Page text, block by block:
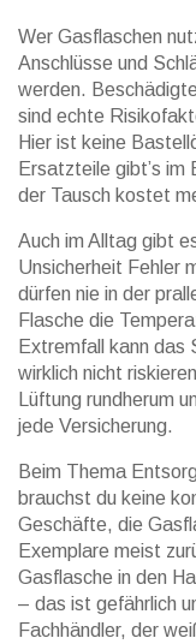
Wer Gasflaschen
Anschlüsse und
werden.
sind echte
Hier ist keine
Ersatzteile gibt’s im
der Tausch kostet
Auch im Alltag gibt
Unsicherheit Fehler
dürfen nie in der
Flasche die
Extremfall kann das
wirklich nicht
Lüftung rundherum
jede Versicherung.
Beim Thema
brauchst du keine
Geschäfte, die
Exemplare meist
Gasflasche in den
– das ist gefährlich
Fachhändler, der